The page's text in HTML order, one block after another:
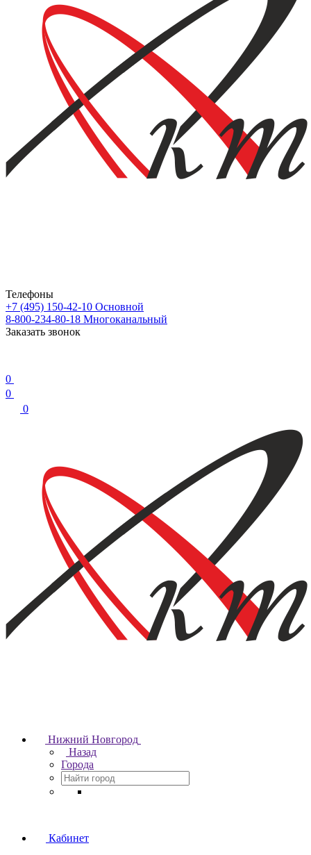
Телефоны
+7 (495) 150-42-10 Основной
8-800-234-80-18 Многоканальный
Заказать звонок
0
0
0
Нижний Новгород
Назад
Города
Кабинет